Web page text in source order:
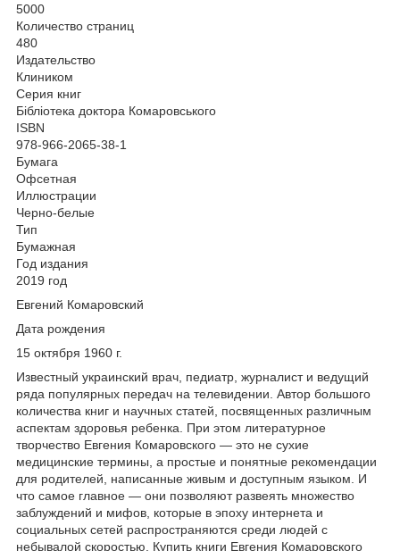
5000
Количество страниц
480
Издательство
Клиником
Серия книг
Бібліотека доктора Комаровського
ISBN
978-966-2065-38-1
Бумага
Офсетная
Иллюстрации
Черно-белые
Тип
Бумажная
Год издания
2019 год
Евгений Комаровский
Дата рождения
15 октября 1960 г.
Известный украинский врач, педиатр, журналист и ведущий
ряда популярных передач на телевидении. Автор большого
количества книг и научных статей, посвященных различным
аспектам здоровья ребенка. При этом литературное
творчество Евгения Комаровского — это не сухие
медицинские термины, а простые и понятные рекомендации
для родителей, написанные живым и доступным языком. И
что самое главное — они позволяют развеять множество
заблуждений и мифов, которые в эпоху интернета и
социальных сетей распространяются среди людей с
небывалой скоростью. Купить книги Евгения Комаровского